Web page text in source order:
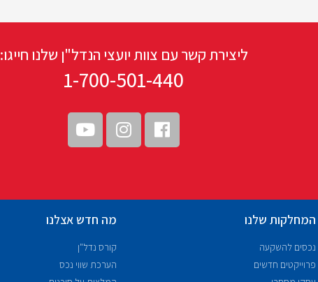
ליצירת קשר עם צוות יועצי הנדל"ן שלנו חייגו:
1-700-501-440
המחלקות שלנו
נכסים להשקעה
פרוייקטים חדשים
מה חדש אצלנו
קורס נדל"ן
הערכת שווי נכס